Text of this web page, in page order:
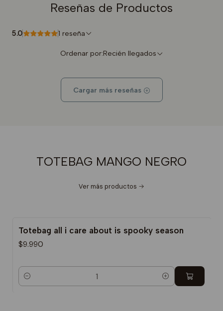
Reseñas de Productos
5.0 1 reseña
Ordenar por:Recién llegados
Cargar más reseñas
TOTEBAG MANGO NEGRO
Ver más productos
Totebag all i care about is spooky season
$9.990
Cantidad